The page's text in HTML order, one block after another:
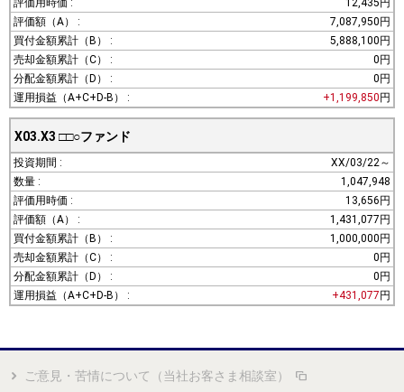
12,435円
7,087,950円
5,888,100円
0円
0円
+1,199,850 円
X03.X3 □□○ファンド
XX/03/22～
1,047,948
13,656円
1,431,077円
1,000,000円
0円
0円
+431,077 円
ご意見・苦情について（当社お客さま相談室）